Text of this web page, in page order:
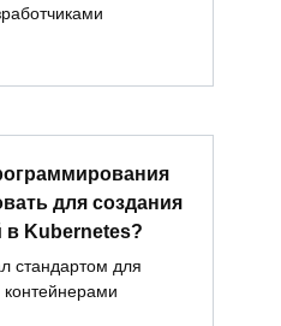
для создания
Kubernetes?
стандартом для